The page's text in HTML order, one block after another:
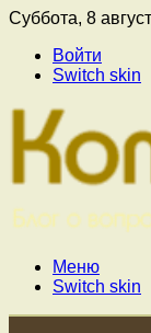
Суббота, 8
Войти
Switch skin
Меню
Switch skin